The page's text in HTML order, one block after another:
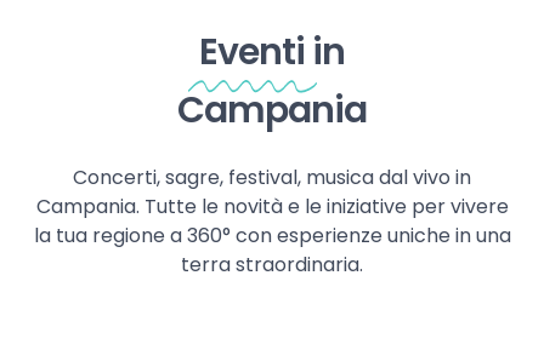
Eventi in
Campania
Concerti, sagre, festival, musica dal vivo in
Campania. Tutte le novità e le iniziative per vivere
la tua regione a 360° con esperienze uniche in una
terra straordinaria.